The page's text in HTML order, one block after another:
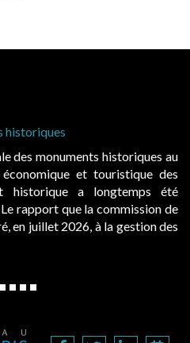
historiques
des monuments historiques au
et touristique des
historique a longtemps été
rapport que la commission de
en juillet 2026, à la gestion des